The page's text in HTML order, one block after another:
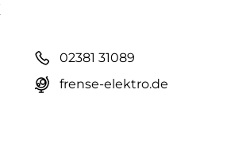
02381 31089
frense-elektro.de